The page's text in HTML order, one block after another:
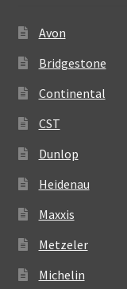
Avon
Bridgestone
Continental
CST
Dunlop
Heidenau
Maxxis
Metzeler
Michelin